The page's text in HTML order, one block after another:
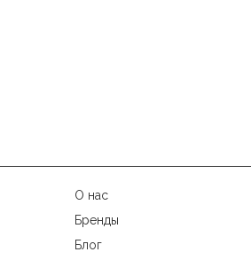
О нас
Бренды
Блог